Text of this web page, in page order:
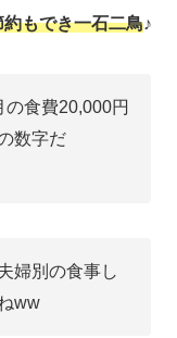
もでき一石二鳥♪
食費20,000円
数字だ
婦別の食事し
ww